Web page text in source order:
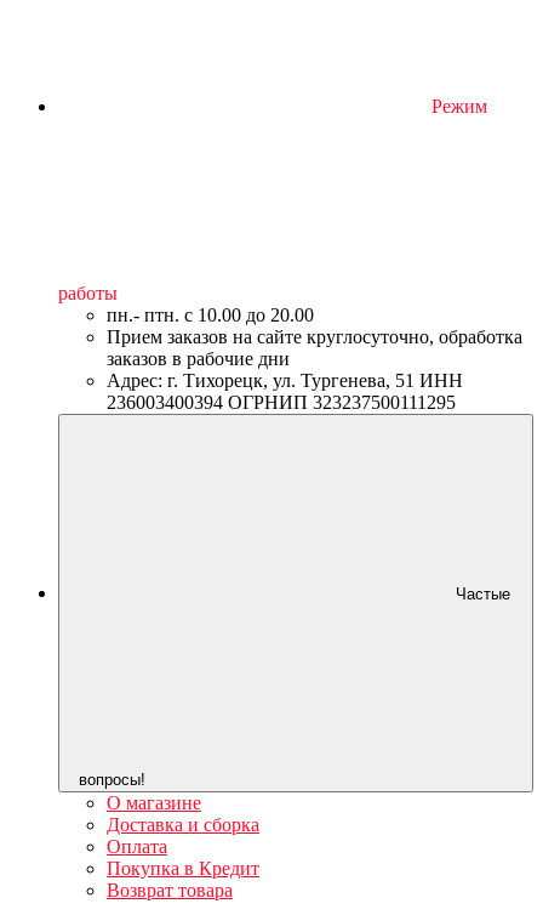
Режим
работы
пн.- птн. c 10.00 до 20.00
Прием заказов на сайте круглосуточно, обработка
заказов в рабочие дни
Адрес: г. Тихорецк, ул. Тургенева, 51 ИНН
236003400394 ОГРНИП 323237500111295
Частые
вопросы!
О магазине
Доставка и сборка
Оплата
Покупка в Кредит
Возврат товара